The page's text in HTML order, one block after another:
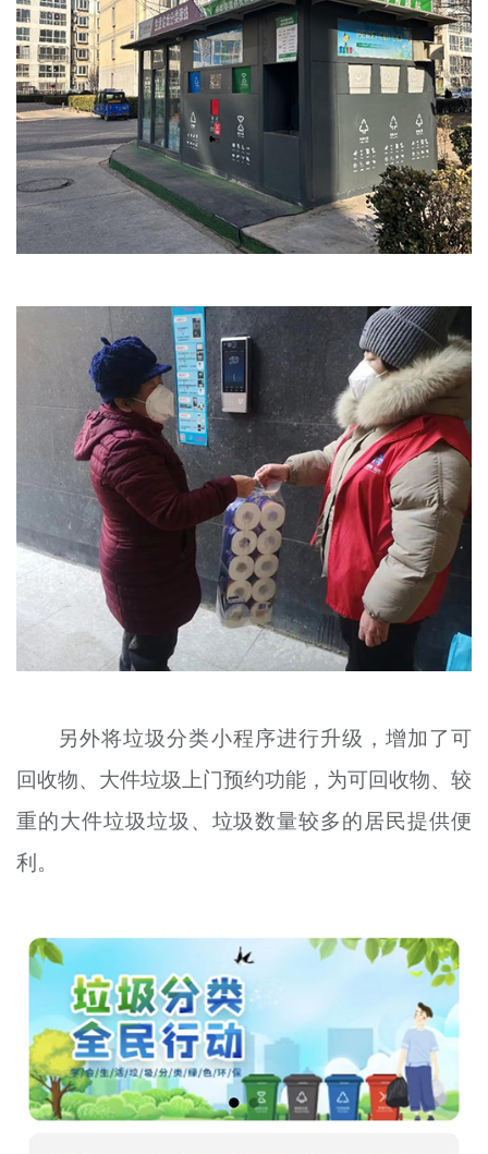
另外将垃圾分类小程序进行升级，增加了可
回收物、大件垃圾上门预约功能，为可回收物、较
重的大件垃圾垃圾、垃圾数量较多的居民提供便
利。